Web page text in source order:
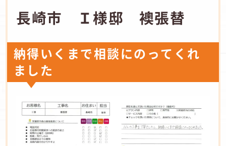
長崎市 Ｉ様邸 襖張替
納得いくまで相談にのってくれ
ました